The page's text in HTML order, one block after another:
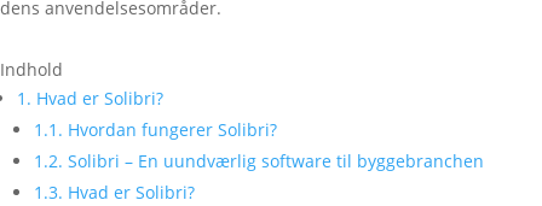
dens anvendelsesområder.
Indhold
1. Hvad er Solibri?
1.1. Hvordan fungerer Solibri?
1.2. Solibri – En uundværlig software til byggebranchen
1.3. Hvad er Solibri?